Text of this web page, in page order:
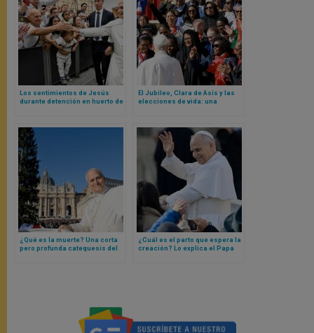
Los sentimientos de Jesús
durante detención en huerto de
El Jubileo, Clara de Asís y las
elecciones de vida: una
¿Qué es la muerte? Una corta
pero profunda catequesis del
¿Cuál es el parto que espera la
creación? Lo explica el Papa